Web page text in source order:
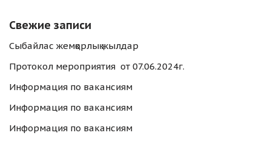
Свежие записи
Сыбайлас жемқорлық жылдар
Протокол мероприятия от 07.06.2024г.
Информация по вакансиям
Информация по вакансиям
Информация по вакансиям